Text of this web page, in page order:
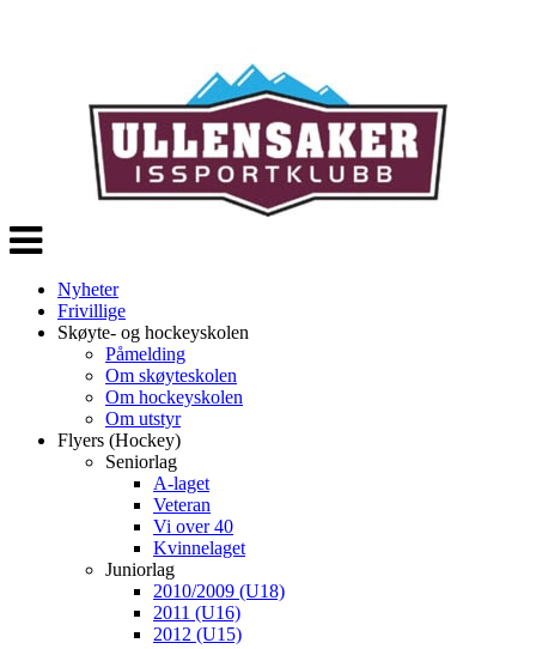
Veksle
navigasjon
Nyheter
Frivillige
Skøyte- og hockeyskolen
Påmelding
Om skøyteskolen
Om hockeyskolen
Om utstyr
Flyers (Hockey)
Seniorlag
A-laget
Veteran
Vi over 40
Kvinnelaget
Juniorlag
2010/2009 (U18)
2011 (U16)
2012 (U15)